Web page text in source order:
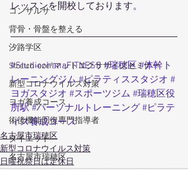
コンサルサ
背骨・骨盤を整える
汐路学区
Stretch-eze®マットエクササイズセミナー
新型コロナウイルス対策
ヨガ養成コース
術後機能回復専門指導者
ダイエット
名古屋市瑞穂区
レッスンを開校しております。
#StudioohanaFITNESS #瑞穂区 #体幹ト
レーニングジム #ピラティススタジオ #
ヨガスタジオ #スポーツジム #瑞穂区役
所駅 #パーソナルトレーニング #ピラテ
ィス養成コース
名古屋市瑞穂区
新型コロナウイルス対策
日曜祝祭日は定休日